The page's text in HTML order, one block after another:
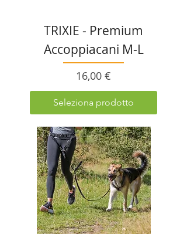
TRIXIE - Premium
Accoppiacani M-L
Prezzo
16,00 €
Seleziona prodotto